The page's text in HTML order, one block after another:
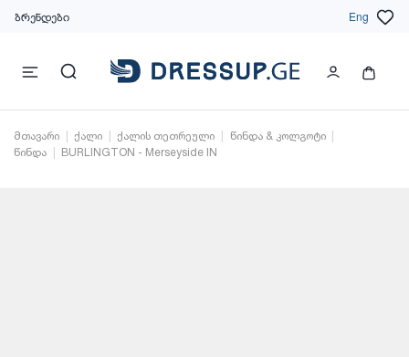
ბრენდები Eng
მთავარი ქალი ქალის თეთრეული
წინდა & კოლგოტი
წინდა
BURLINGTON - Merseyside IN